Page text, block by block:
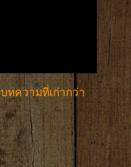
บทความที่เก่ากว่า